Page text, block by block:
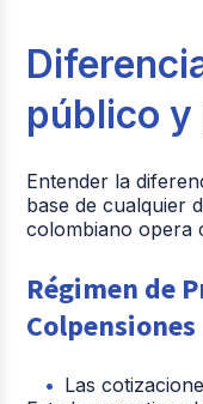
público
Entender la
base de cualquier
colombiano opera
Régimen de
Colpensiones
Las